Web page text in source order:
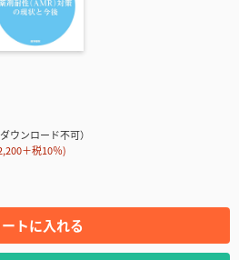
ウンロード不可）
＋税10％)
トに入れる